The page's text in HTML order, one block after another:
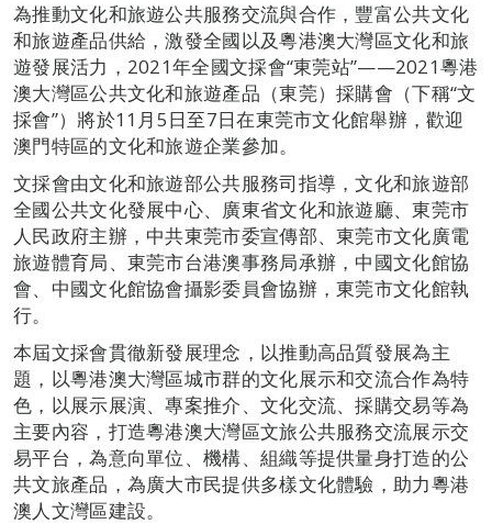
為推動文化和旅遊公共服務交流與合作，豐富公共文化
和旅遊產品供給，激發全國以及粵港澳大灣區文化和旅
遊發展活力，2021年全國文採會“東莞站”——2021粵港
澳大灣區公共文化和旅遊產品（東莞）採購會（下稱“文
採會”）將於11月5日至7日在東莞市文化館舉辦，歡迎
澳門特區的文化和旅遊企業參加。
文採會由文化和旅遊部公共服務司指導，文化和旅遊部
全國公共文化發展中心、廣東省文化和旅遊廳、東莞市
人民政府主辦，中共東莞市委宣傳部、東莞市文化廣電
旅遊體育局、東莞市台港澳事務局承辦，中國文化館協
會、中國文化館協會攝影委員會協辦，東莞市文化館執
行。
本屆文採會貫徹新發展理念，以推動高品質發展為主
題，以粵港澳大灣區城市群的文化展示和交流合作為特
色，以展示展演、專案推介、文化交流、採購交易等為
主要內容，打造粵港澳大灣區文旅公共服務交流展示交
易平台，為意向單位、機構、組織等提供量身打造的公
共文旅產品，為廣大市民提供多樣文化體驗，助力粵港
澳人文灣區建設。